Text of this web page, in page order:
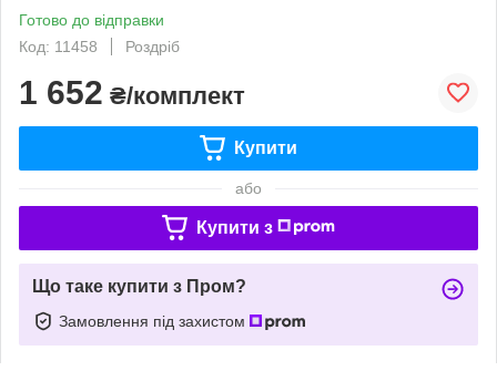
Готово до відправки
Код: 11458
Роздріб
1 652 ₴/комплект
Купити
або
Купити з
Що таке купити з Пром?
Замовлення під захистом